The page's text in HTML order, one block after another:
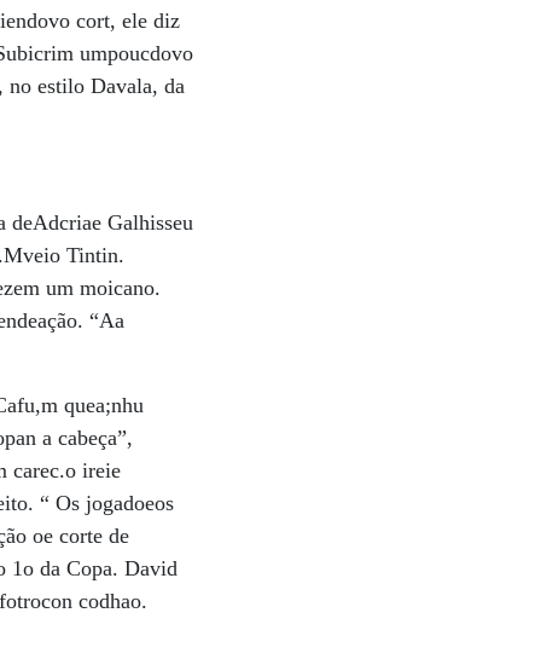
cort, ele diz
umpoucdovo
no estilo Davala, da
deAdcriae Galhisseu
Tintin.
um moicano.
“Aa
quea;nhu
a cabeça”,
carec.o ireie
“ Os jogadoeos
oe corte de
1o da Copa. David
codhao.